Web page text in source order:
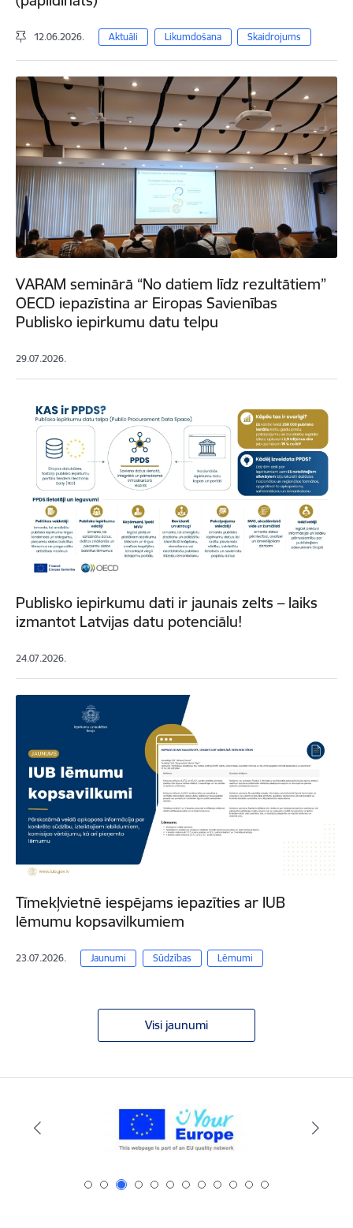
12.06.2026. Aktuāli Likumdošana Skaidrojums
VARAM seminārā “No datiem līdz rezultātiem”
OECD iepazīstina ar Eiropas Savienības
Publisko iepirkumu datu telpu
29.07.2026.
Publisko iepirkumu dati ir jaunais zelts – laiks
izmantot Latvijas datu potenciālu!
24.07.2026.
Tīmekļvietnē iespējams iepazīties ar IUB
lēmumu kopsavilkumiem
23.07.2026. Jaunumi Sūdzības Lēmumi
Visi jaunumi